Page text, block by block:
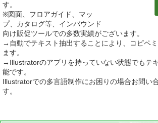
す。
※図面、フロアガイド、マッ
プ、カタログ等、インバウンド
向け販促ツールでの多数実績がございます。
→自動でテキスト抽出することにより、コピペ
ます。
→Illustratorのアプリを持っていない状態でもテ
能です。
Illustratorでの多言語制作にお困りの場合お問い
す。